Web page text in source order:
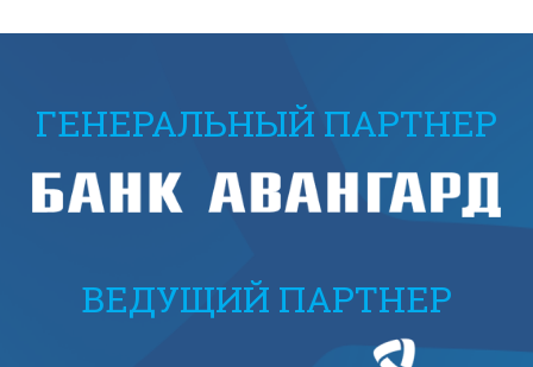
ГЕНЕРАЛЬНЫЙ ПАРТНЕР
ВЕДУЩИЙ ПАРТНЕР